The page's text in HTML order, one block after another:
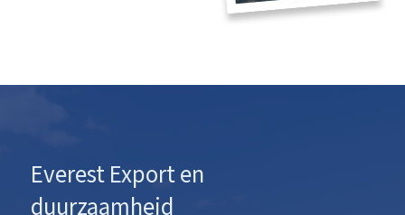
Everest Export en
duurzaamheid